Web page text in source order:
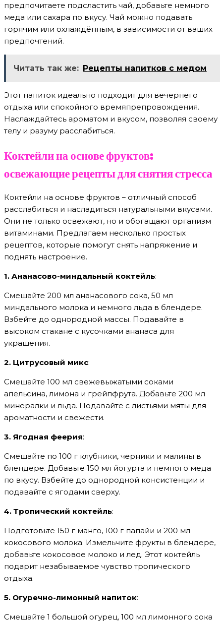
предпочитаете подсластить чай, добавьте немного
меда или сахара по вкусу. Чай можно подавать
горячим или охлаждённым, в зависимости от ваших
предпочтений.
Читать так же: Рецепты напитков с медом
Этот напиток идеально подходит для вечернего
отдыха или спокойного времяпрепровождения.
Наслаждайтесь ароматом и вкусом, позволяя своему
телу и разуму расслабиться.
Коктейли на основе фруктов:
освежающие рецепты для снятия стресса
Коктейли на основе фруктов – отличный способ
расслабиться и насладиться натуральными вкусами.
Они не только освежают, но и обогащают организм
витаминами. Предлагаем несколько простых
рецептов, которые помогут снять напряжение и
поднять настроение.
1. Ананасово-миндальный коктейль:
Смешайте 200 мл ананасового сока, 50 мл
миндального молока и немного льда в блендере.
Взбейте до однородной массы. Подавайте в
высоком стакане с кусочками ананаса для
украшения.
2. Цитрусовый микс:
Смешайте 100 мл свежевыжатыми соками
апельсина, лимона и грейпфрута. Добавьте 200 мл
минералки и льда. Подавайте с листьями мяты для
ароматности и свежести.
3. Ягодная феерия:
Смешайте по 100 г клубники, черники и малины в
блендере. Добавьте 150 мл йогурта и немного меда
по вкусу. Взбейте до однородной консистенции и
подавайте с ягодами сверху.
4. Тропический коктейль:
Подготовьте 150 г манго, 100 г папайи и 200 мл
кокосового молока. Измельчите фрукты в блендере,
добавьте кокосовое молоко и лед. Этот коктейль
подарит незабываемое чувство тропического
отдыха.
5. Огуречно-лимонный напиток:
Смешайте 1 большой огурец, 100 мл лимонного сока